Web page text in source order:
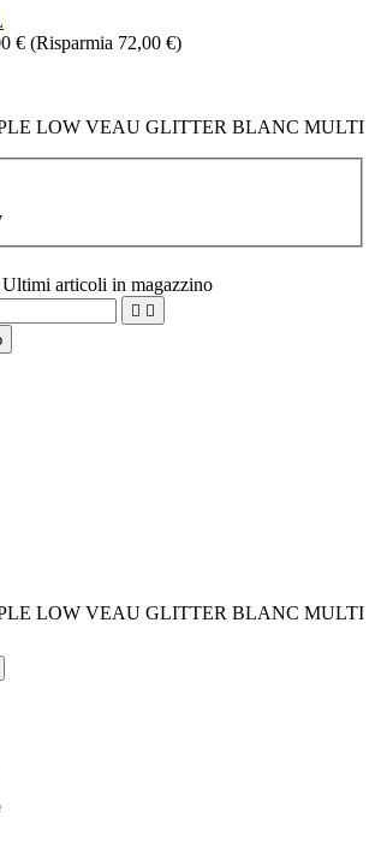
€ (Risparmia 72,00 €)
LOW VEAU GLITTER BLANC MULTI
Ultimi articoli in magazzino
 
LOW VEAU GLITTER BLANC MULTI